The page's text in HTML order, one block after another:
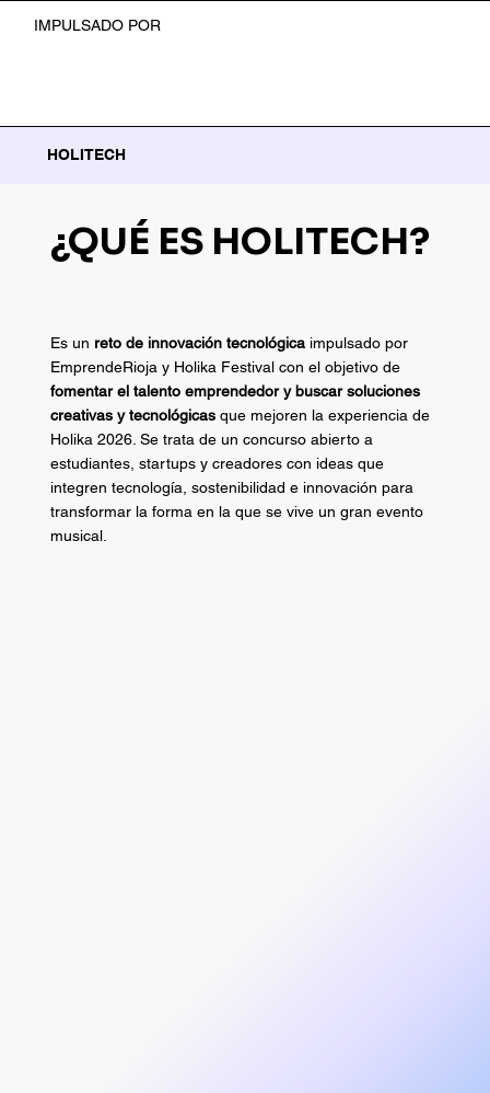
HOLITECH
IMPULSADO POR
¿QUÉ ES HOLITECH?
Es un reto de innovación tecnológicaimpulsado por
EmprendeRioja y Holika Festival con el objetivo de
fomentar el talento emprendedor y buscar soluciones
creativas y tecnológicasque mejoren la experiencia de
Holika 2026. Se trata de un concurso abierto a
estudiantes, startups y creadores con ideas que
integren tecnología, sostenibilidad e innovación para
transformar la forma en la que se vive un gran evento
musical.